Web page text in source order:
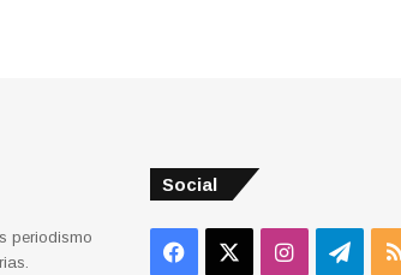
periodismo
Social
Facebook Instagram